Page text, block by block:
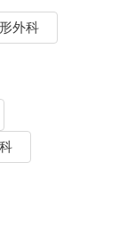
外科